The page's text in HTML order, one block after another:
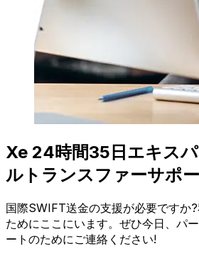
Xe 24時間35日エキス
ルトランスファーサポ
国際SWIFT送金の支援が必要ですか
ためにここにいます。ぜひ今日、パ
ートのためにご連絡ください!